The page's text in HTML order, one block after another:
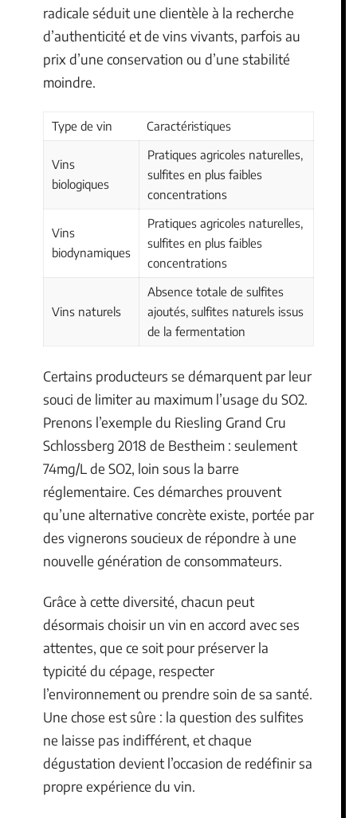
radicale séduit une clientèle à la recherche
d’authenticité et de vins vivants, parfois au
prix d’une conservation ou d’une stabilité
moindre.
Type de vin Caractéristiques
Vins
biologiques
Pratiques agricoles naturelles,
sulfites en plus faibles
concentrations
Vins
biodynamiques
Pratiques agricoles naturelles,
sulfites en plus faibles
concentrations
Vins naturels
Absence totale de sulfites
ajoutés, sulfites naturels issus
de la fermentation
Certains producteurs se démarquent par leur
souci de limiter au maximum l’usage du SO2.
Prenons l’exemple du Riesling Grand Cru
Schlossberg 2018 de Bestheim : seulement
74mg/L de SO2, loin sous la barre
réglementaire. Ces démarches prouvent
qu’une alternative concrète existe, portée par
des vignerons soucieux de répondre à une
nouvelle génération de consommateurs.
Grâce à cette diversité, chacun peut
désormais choisir un vin en accord avec ses
attentes, que ce soit pour préserver la
typicité du cépage, respecter
l’environnement ou prendre soin de sa santé.
Une chose est sûre : la question des sulfites
ne laisse pas indifférent, et chaque
dégustation devient l’occasion de redéfinir sa
propre expérience du vin.